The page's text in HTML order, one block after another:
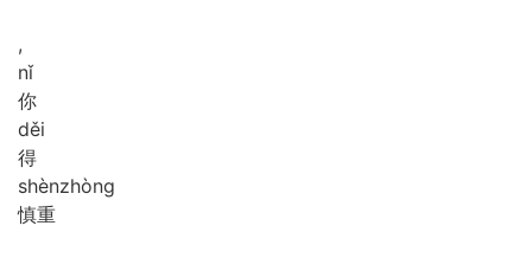
,
nǐ
你
děi
得
shènzhòng
慎重